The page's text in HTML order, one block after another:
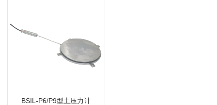
BSIL-P6/P9型土压力计
BSIL-P6/P9型土压力计